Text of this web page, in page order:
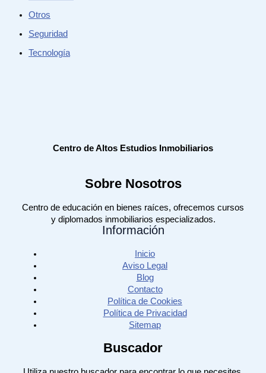
Otros
Seguridad
Tecnología
Centro de Altos Estudios Inmobiliarios
Sobre Nosotros
Centro de educación en bienes raíces, ofrecemos cursos
y diplomados inmobiliarios especializados.
Información
Inicio
Aviso Legal
Blog
Contacto
Política de Cookies
Política de Privacidad
Sitemap
Buscador